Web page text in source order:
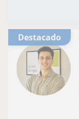
Destacado